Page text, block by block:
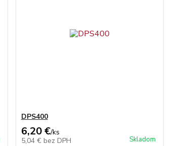
DPS400
6,20 €/ks
5,04 € bez DPH Skladom